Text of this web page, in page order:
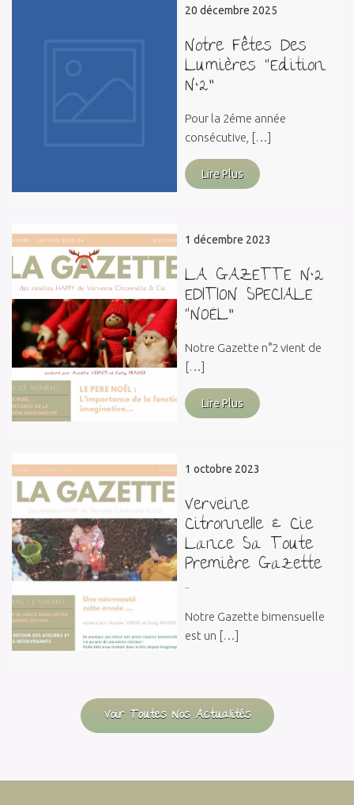
20 décembre 2025
Notre Fêtes Des
Lumières “Edition
N°2”
Pour la 2éme année
consécutive, […]
Lire Plus
1 décembre 2023
LA GAZETTE N°2
EDITION SPECIALE
“NOËL”
Notre Gazette n°2 vient de
[…]
Lire Plus
1 octobre 2023
Verveine
Citronnelle & Cie
Lance Sa Toute
Première Gazette
…
Notre Gazette bimensuelle
est un […]
Voir Toutes Nos Actualités